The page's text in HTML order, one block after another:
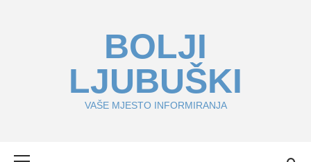
BOLJI
LJUBUŠKI
VAŠE MJESTO INFORMIRANJA